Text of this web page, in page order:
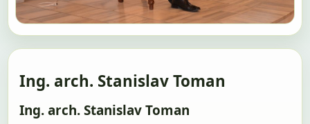
Ing. arch. Stanislav Toman
Ing. arch. Stanislav Toman